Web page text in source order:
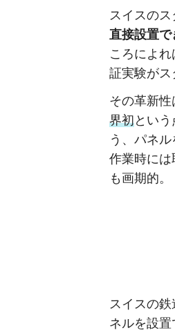
スイスのス
直接設置
ころによ
証実験がス
その革新性
界初とい
う、パネ
作業時には
も画期的。
スイスの
ネルを設置